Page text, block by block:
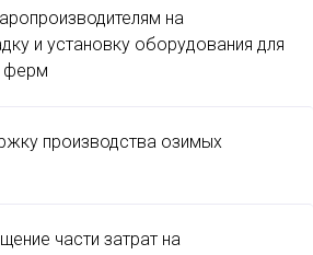
на
и установку оборудования для
ферм
производства озимых
части затрат на